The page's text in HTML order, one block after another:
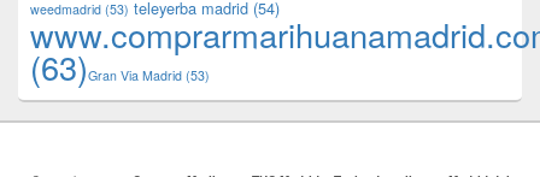
weedmadrid (53) teleyerba madrid (54)
(63)​​Gran Via Madrid (53)